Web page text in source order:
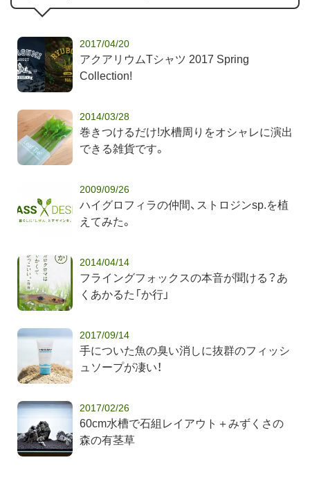
2017/04/20
アクアリウムTシャツ 2017 Spring
Collection!
2014/03/28
巻きつけるだけ!水槽周りをオシャレに演出
できる雑貨です。
2009/09/26
ハイグロフィラの仲間、ストロジンsp.を植
えてみた。
2014/04/14
フライングフォックスの本音が聞ける？あ
くあかるた「か行」
2017/09/14
手についた魚の臭い消しに抜群のフィッシ
ュソープが凄い！
2017/02/26
60cm水槽で石組レイアウト＋みずくさの
森の有茎草